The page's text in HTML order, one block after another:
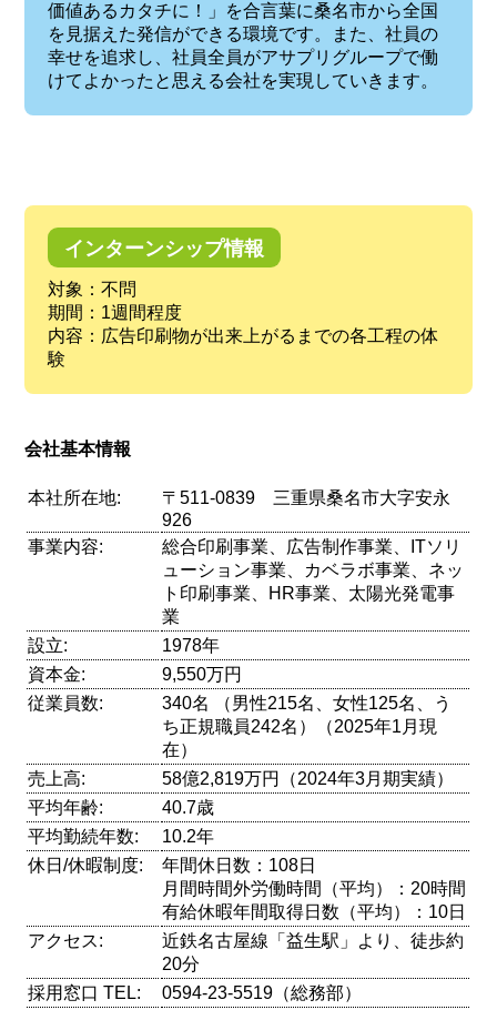
価値あるカタチに！」を合言葉に桑名市から全国
を見据えた発信ができる環境です。また、社員の
幸せを追求し、社員全員がアサプリグループで働
けてよかったと思える会社を実現していきます。
インターンシップ情報
対象：不問
期間：1週間程度
内容：広告印刷物が出来上がるまでの各工程の体
験
会社基本情報
本社所在地:
〒511-0839 三重県桑名市大字安永
926
事業内容:
総合印刷事業、広告制作事業、ITソリ
ューション事業、カベラボ事業、ネッ
ト印刷事業、HR事業、太陽光発電事
業
設立:
1978年
資本金:
9,550万円
従業員数:
340名 （男性215名、女性125名、う
ち正規職員242名）（2025年1月現
在）
売上高:
58億2,819万円（2024年3月期実績）
平均年齢:
40.7歳
平均勤続年数:
10.2年
休日/休暇制度:
年間休日数：108日
月間時間外労働時間（平均）：20時間
有給休暇年間取得日数（平均）：10日
アクセス:
近鉄名古屋線「益生駅」より、徒歩約
20分
採用窓口 TEL:
0594-23-5519（総務部）